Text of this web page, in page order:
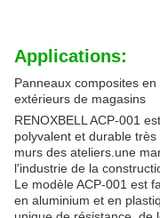
Applications:
Panneaux composites
extérieurs de magasins
RENOXBELL ACP-001
polyvalent et durable
murs des ateliers.une
l'industrie de la
Le modèle ACP-001 est
en aluminium et en